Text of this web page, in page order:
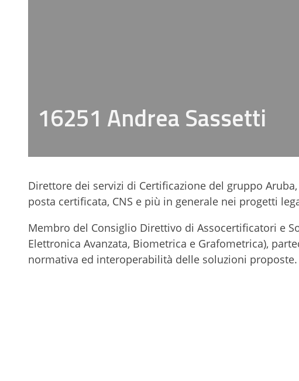
16251 Andrea Sassetti
Direttore dei servizi di Certificazione del gruppo
posta certificata, CNS e più in generale nei progetti
Membro del Consiglio Direttivo di Assocertificatori e
Elettronica Avanzata, Biometrica e Grafometrica),
normativa ed interoperabilità delle soluzioni proposte.